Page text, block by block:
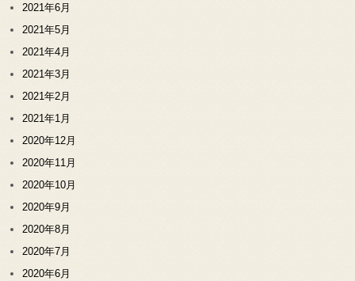
2021年6月
2021年5月
2021年4月
2021年3月
2021年2月
2021年1月
2020年12月
2020年11月
2020年10月
2020年9月
2020年8月
2020年7月
2020年6月